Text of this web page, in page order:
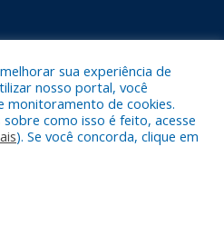
a Prefeitura Municipal de Óbidos.
Administrativa
sua experiência de
nosso portal, você
monitoramento de cookies.
como isso é feito, acesse
). Se você concorda, clique em